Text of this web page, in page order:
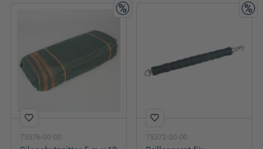
75376-00-00 75372-00-00